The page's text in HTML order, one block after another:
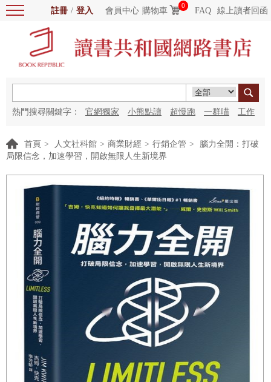
註冊 / 登入 會員中心 購物車
0
FAQ 線上讀者回函
熱門搜尋關鍵字： 官網獨家 小熊點讀 超慢跑 一群喵 工作
首頁 > 人文社科館 > 商業財經 > 行銷企管 >
腦力全開：打破
局限信念，加速學習，開啟無限人生新境界